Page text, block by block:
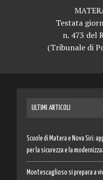
Testata
n. 473 del
(Tribunale di
ULTIMI ARTICOLI
Scuole di Matera e Nova Siri:
per la sicurezza e la
Montescaglioso si prepara a